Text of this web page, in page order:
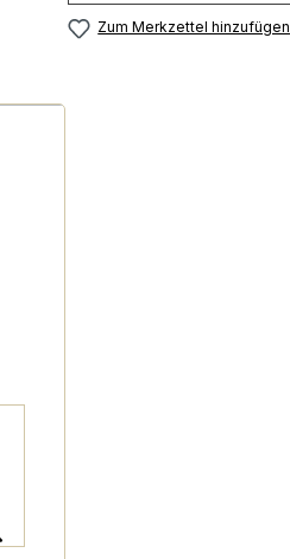
Zum Merkzettel hinzufügen